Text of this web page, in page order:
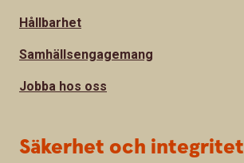
Hållbarhet
Samhällsengagemang
Jobba hos oss
Säkerhet och integritet